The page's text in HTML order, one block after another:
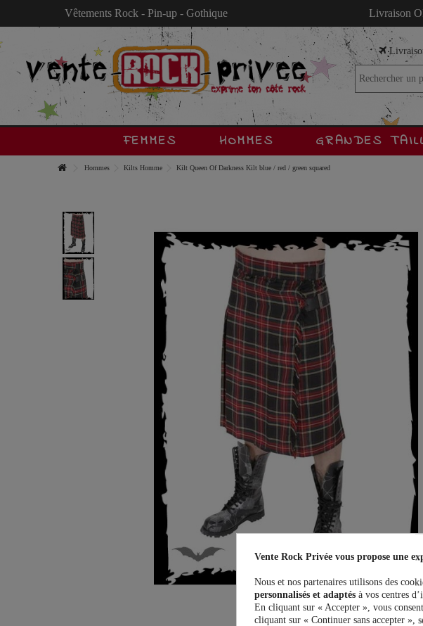
Vêtements Rock - Pin-up - Gothique Livraison
FEMMES HOMMES GRANDES
Hommes Kilts Homme Kilt Queen Of Darkness Kilt blue / red / green squared
Vente Rock Privée vous propose une
Nous et nos partenaires utilisons des
personnalisés et adaptés à vos centres
En cliquant sur « Accepter », vous
cliquant sur « Continuer sans accepter »,